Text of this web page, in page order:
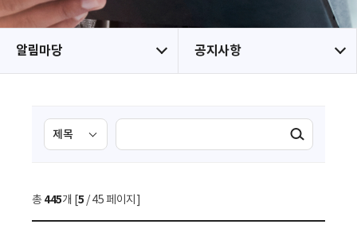
알림마당 공지사항
검
색
선
택
색
검색실행
총 445개 [5 / 45 페이지]